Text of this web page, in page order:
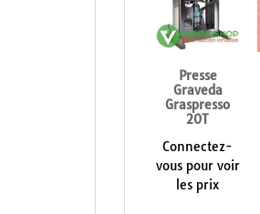
Presse
Graveda
Graspresso
20T
Connectez-
vous pour voir
les prix